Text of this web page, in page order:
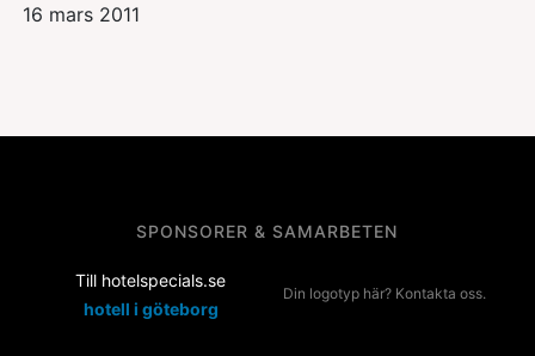
16 mars 2011
SPONSORER & SAMARBETEN
Till hotelspecials.se
hotell i göteborg
Din logotyp här? Kontakta oss.